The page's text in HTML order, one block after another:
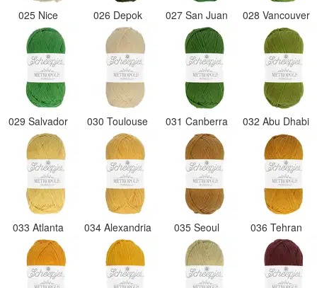
025 Nice 026 Depok 027 San Juan 028 Vancouver
029 Salvador 030 Toulouse 031 Canberra 032 Abu Dhabi
033 Atlanta 034 Alexandria 035 Seoul 036 Tehran